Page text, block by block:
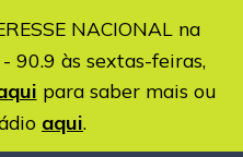
NACIONAL na
90.9 às sextas-feiras,
para saber mais ou
aqui.